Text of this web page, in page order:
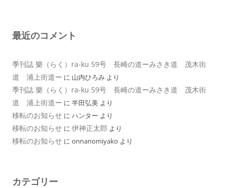
最近のコメント
季刊誌 樂（らく）ra-ku 59号 長崎の道ーみさき道 茂木街
道 浦上街道ー に 山内ひろみ より
季刊誌 樂（らく）ra-ku 59号 長崎の道ーみさき道 茂木街
道 浦上街道ー に 半田弘美 より
移転のお知らせ に ハンター より
移転のお知らせ に 伊神正太郎 より
移転のお知らせ に onnanomiyako より
カテゴリー